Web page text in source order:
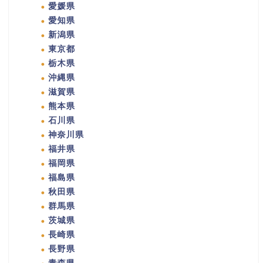
愛媛県
愛知県
新潟県
東京都
栃木県
沖縄県
滋賀県
熊本県
石川県
神奈川県
福井県
福岡県
福島県
秋田県
群馬県
茨城県
長崎県
長野県